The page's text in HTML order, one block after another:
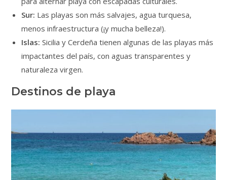
Sur: Las playas son más salvajes, agua turquesa,
menos infraestructura (¡y mucha belleza!).
Islas: Sicilia y Cerdeña tienen algunas de las playas más
impactantes del país, con aguas transparentes y
naturaleza virgen.
Destinos de playa